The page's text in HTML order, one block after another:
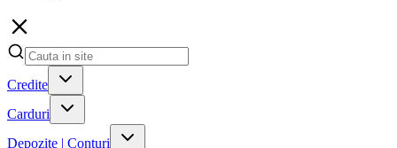
Credite
Carduri
Depozite | Conturi